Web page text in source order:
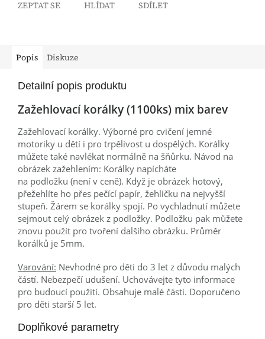
ZEPTAT SE HLÍDAT SDÍLET
Popis Diskuze
Detailní popis produktu
Zažehlovací korálky (1100ks) mix barev
Zažehlovací korálky. Výborné pro cvičení jemné
motoriky u dětí i pro trpělivost u dospělých. Korálky
můžete také navlékat normálně na šňůrku. Návod na
obrázek zažehlením: Korálky napícháte
na podložku (není v ceně). Když je obrázek hotový,
přežehlíte ho přes pečící papír, žehličku na nejvyšší
stupeň. Žárem se korálky spojí. Po vychladnutí můžete
sejmout celý obrázek z podložky. Podložku pak můžete
znovu použít pro tvoření dalšího obrázku. Průměr
korálků je 5mm.
Varování: Nevhodné pro děti do 3 let z důvodu malých
částí. Nebezpečí udušení. Uchovávejte tyto informace
pro budoucí použití. Obsahuje malé části. Doporučeno
pro děti starší 5 let.
Doplňkové parametry